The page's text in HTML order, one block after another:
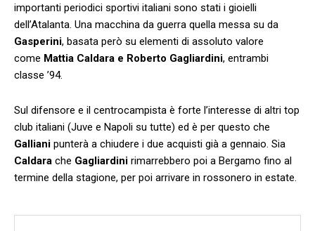
importanti periodici sportivi italiani sono stati i gioielli
dell’Atalanta. Una macchina da guerra quella messa su da
Gasperini, basata però su elementi di assoluto valore
come Mattia Caldara e Roberto Gagliardini, entrambi
classe ’94.
Sul difensore e il centrocampista è forte l’interesse di altri top
club italiani (Juve e Napoli su tutte) ed è per questo che
Galliani punterà a chiudere i due acquisti già a gennaio. Sia
Caldara che Gagliardini rimarrebbero poi a Bergamo fino al
termine della stagione, per poi arrivare in rossonero in estate.